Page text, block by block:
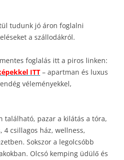
tudunk jó áron foglalni
a szállodákról.
foglalás itt a piros linken:
ITT – apartman és luxus
véleményekkel,
található, pazar a kilátás a tóra,
4 csillagos ház, wellness,
Sokszor a legolcsóbb
Olcsó kemping üdülő és